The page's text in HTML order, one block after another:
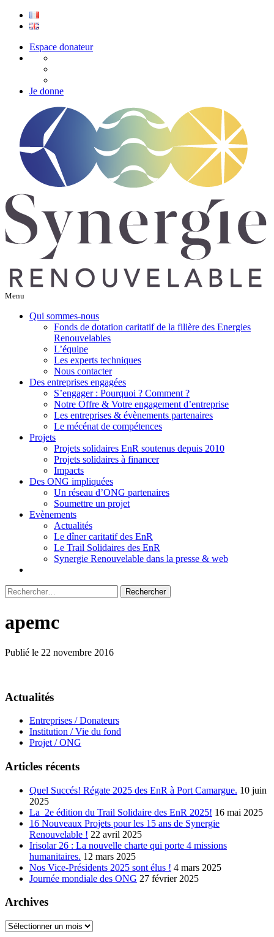
Espace donateur
Je donne
Menu
Qui sommes-nous
Fonds de dotation caritatif de la filière des Energies
Renouvelables
L’équipe
Les experts techniques
Nous contacter
Des entreprises engagées
S’engager : Pourquoi ? Comment ?
Notre Offre & Votre engagement d’entreprise
Les entreprises & évènements partenaires
Le mécénat de compétences
Projets
Projets solidaires EnR soutenus depuis 2010
Projets solidaires à financer
Impacts
Des ONG impliquées
Un réseau d’ONG partenaires
Soumettre un projet
Evènements
Actualités
Le dîner caritatif des EnR
Le Trail Solidaires des EnR
Synergie Renouvelable dans la presse & web
Rechercher :
apemc
Publié le 22 novembre 2016
Actualités
Entreprises / Donateurs
Institution / Vie du fond
Projet / ONG
Articles récents
Quel Succés! Régate 2025 des EnR à Port Camargue. 10 juin
2025
La 2e édition du Trail Solidaire des EnR 2025! 16 mai 2025
16 Nouveaux Projets pour les 15 ans de Synergie
Renouvelable ! 22 avril 2025
Irisolar 26 : La nouvelle charte qui porte 4 missions
humanitaires. 12 mars 2025
Nos Vice-Présidents 2025 sont élus ! 4 mars 2025
Journée mondiale des ONG 27 février 2025
Archives
Archives